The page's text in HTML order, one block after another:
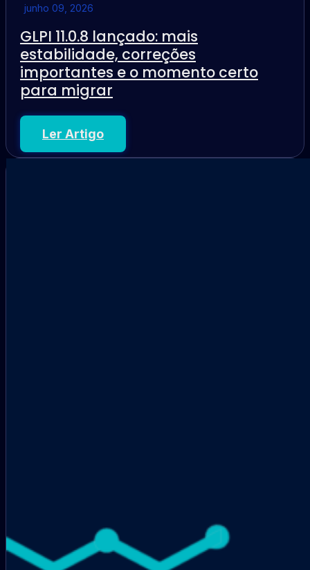
junho 09, 2026
GLPI 11.0.8 lançado: mais
estabilidade, correções
importantes e o momento certo
para migrar
Ler Artigo